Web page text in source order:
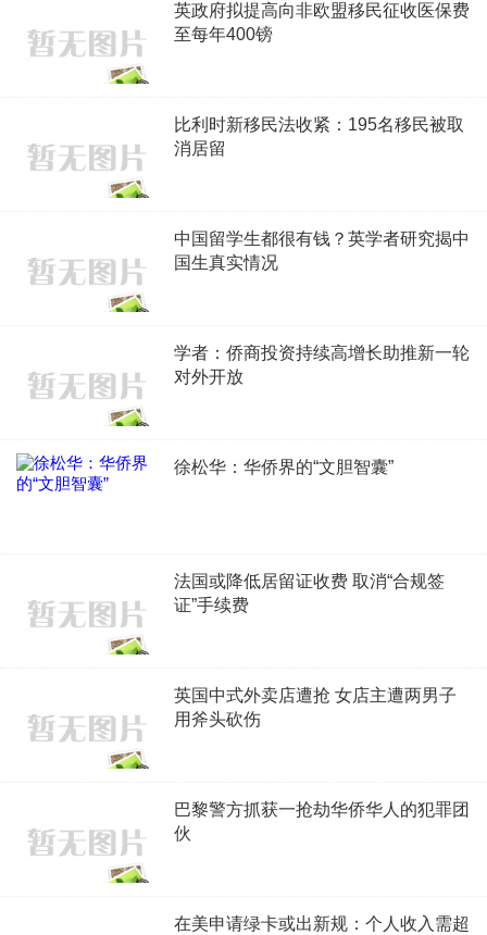
英政府拟提高向非欧盟移民征收医保费
至每年400镑
比利时新移民法收紧：195名移民被取
消居留
中国留学生都很有钱？英学者研究揭中
国生真实情况
学者：侨商投资持续高增长助推新一轮
对外开放
徐松华：华侨界的“文胆智囊”
法国或降低居留证收费 取消“合规签
证”手续费
英国中式外卖店遭抢 女店主遭两男子
用斧头砍伤
巴黎警方抓获一抢劫华侨华人的犯罪团
伙
在美申请绿卡或出新规：个人收入需超